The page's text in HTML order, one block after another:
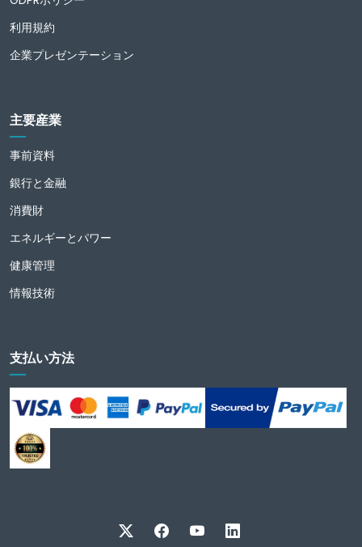
利用規約
企業プレゼンテーション
主要産業
事前資料
銀行と金融
消費財
エネルギーとパワー
健康管理
情報技術
支払い方法